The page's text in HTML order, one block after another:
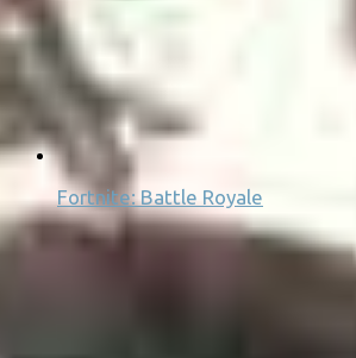
Fortnite: Battle Royale